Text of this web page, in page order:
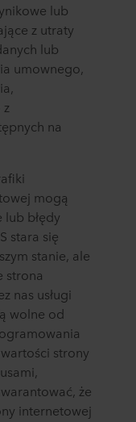
lub
z utraty
lub
umownego,
na
mogą
lub błędy
stara się
stanie, ale
strona
nas usługi
wolne od
strony
że
internetowej